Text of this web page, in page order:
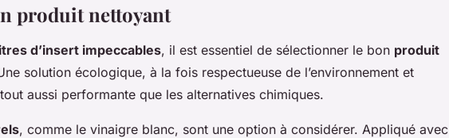
produit nettoyant
d’insert impeccables, il est essentiel de sélectionner le bon produit
solution écologique, à la fois respectueuse de l’environnement et
aussi performante que les alternatives chimiques.
, comme le vinaigre blanc, sont une option à considérer. Appliqué avec